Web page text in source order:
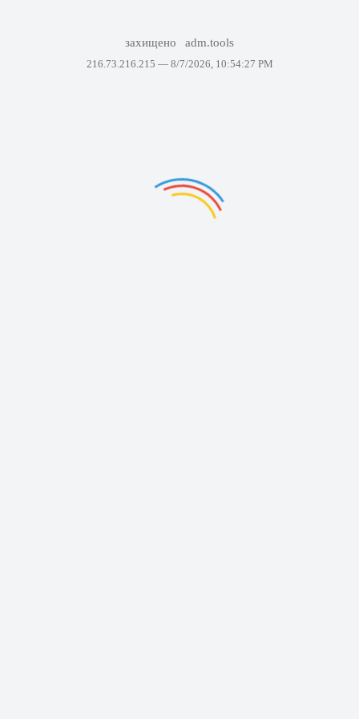
захищено adm.tools
216.73.216.215 — 8/7/2026, 10:54:27 PM